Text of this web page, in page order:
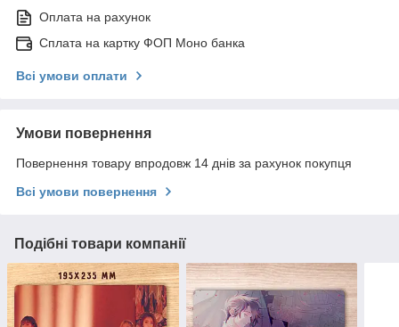
Оплата на рахунок
Сплата на картку ФОП Моно банка
Всі умови оплати
Умови повернення
Повернення товару впродовж 14 днів за рахунок покупця
Всі умови повернення
Подібні товари компанії